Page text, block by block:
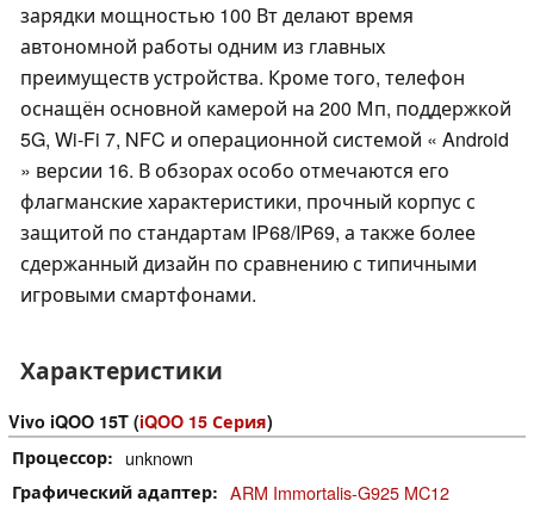
зарядки мощностью 100 Вт делают время
автономной работы одним из главных
преимуществ устройства. Кроме того, телефон
оснащён основной камерой на 200 Мп, поддержкой
5G, Wi-Fi 7, NFC и операционной системой « Android
» версии 16. В обзорах особо отмечаются его
флагманские характеристики, прочный корпус с
защитой по стандартам IP68/IP69, а также более
сдержанный дизайн по сравнению с типичными
игровыми смартфонами.
Характеристики
Vivo iQOO 15T (iQOO 15 Серия)
Процессор
unknown
Графический адаптер ARM Immortalis-G925 MC12